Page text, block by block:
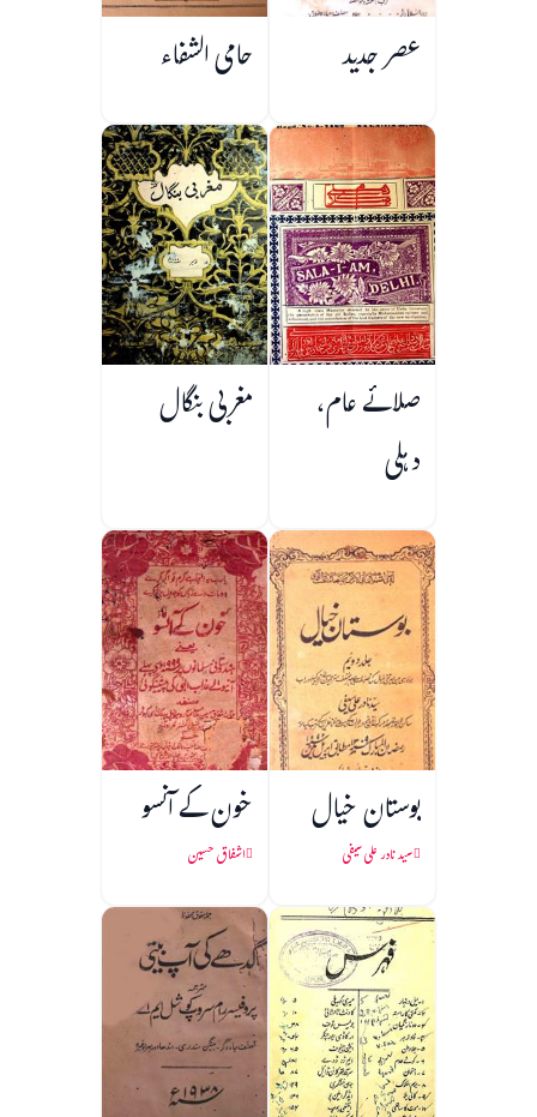
عصر جدید حامی الشفاء
صلائے عام،
دہلی
مغربی بنگال
بوستان خیال
سید نادر علی سیفی
خون کے آنسو
اشفاق حسین